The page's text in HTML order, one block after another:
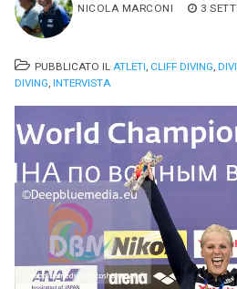
NICOLA MARCONI 3
PUBBLICATO IL ATLETI, CLIFF DIVING,
DIVING, INTERVISTA